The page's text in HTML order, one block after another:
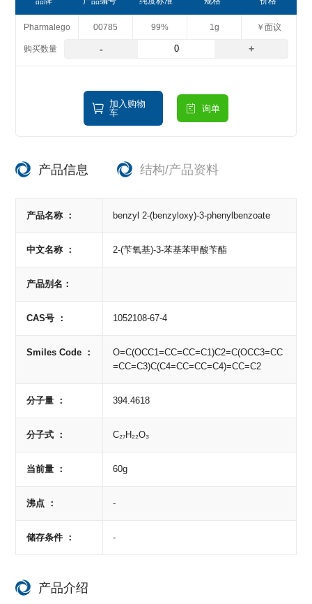
Pharmalego 00785 99% 1g ￥面议
- +
加入购物
车
询单
产品信息 结构/产品资料
产品名称 ： benzyl 2-(benzyloxy)-3-phenylbenzoate
中文名称 ： 2-(苄氧基)-3-苯基苯甲酸苄酯
产品别名：
CAS号 ： 1052108-67-4
Smiles Code ：
O=C(OCC1=CC=CC=C1)C2=C(OCC3=CC
=CC=C3)C(C4=CC=CC=C4)=CC=C2
分子量 ： 394.4618
分子式 ： C₂₇H₂₂O₃
当前量 ： 60g
沸点 ： -
储存条件 ： -
产品介绍